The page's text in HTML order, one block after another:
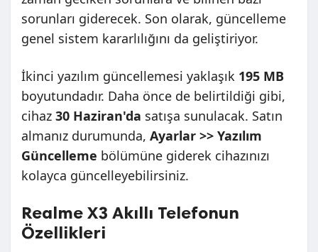
sorunları giderecek. Son olarak, güncelleme
genel sistem kararlılığını da geliştiriyor.
İkinci yazılım güncellemesi yaklaşık 195 MB
boyutundadır. Daha önce de belirtildiği gibi,
cihaz 30 Haziran'da satışa sunulacak. Satın
almanız durumunda, Ayarlar >> Yazılım
Güncelleme bölümüne giderek cihazınızı
kolayca güncelleyebilirsiniz.
Realme X3 Akıllı Telefonun
Özellikleri